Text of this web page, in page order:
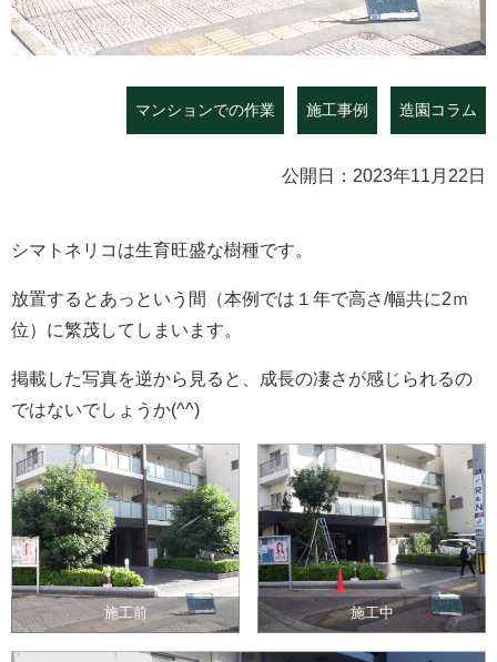
マンションでの作業 施工事例 造園コラム
公開日：2023年11月22日
シマトネリコは生育旺盛な樹種です。
放置するとあっという間（本例では１年で高さ/幅共に2ｍ
位）に繁茂してしまいます。
掲載した写真を逆から見ると、成長の凄さが感じられるの
ではないでしょうか(^^)
施工前 施工中